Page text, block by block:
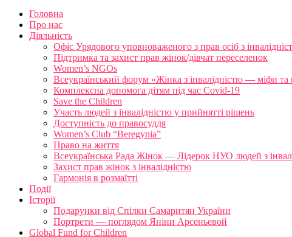
Головна
Про нас
Діяльність
Офіс Урядового уповноваженого з прав осіб з
Підтримка та захист прав жінок/дівчат переселенок
Women’s NGOs
Всеукраїнський форум «Жінка з інвалідністю — міфи та
Комплексна допомога дітям під час Covid-19
Save the Children
Участь людей з інвалідністю у прийнятті рішень
Доступність до правосуддя
Women’s Club “Beregynia”
Право на життя
Всеукраїнська Рада Жінок — Лідерок НУО людей з
Захист прав жінок з інвалідністю
Гармонія в розмаїтті
Події
Історії
Подарунки від Спілки Самаритян України
Портрети — поглядом Яніни Арсеньевой
Global Fund for Children